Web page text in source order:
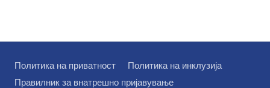
Политика на приватност
Политика на инклузија
Правилник за внатрешно пријавување